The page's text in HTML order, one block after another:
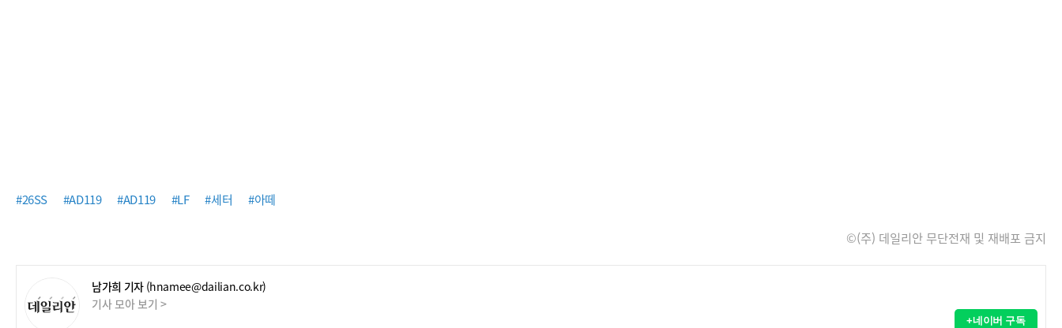
#26SS #AD119 #AD119 #LF #세터 #아떼
©(주) 데일리안 무단전재 및 재배포 금지
남가희 기자 (hnamee@dailian.co.kr)
기사 모아 보기 >
+네이버 구독